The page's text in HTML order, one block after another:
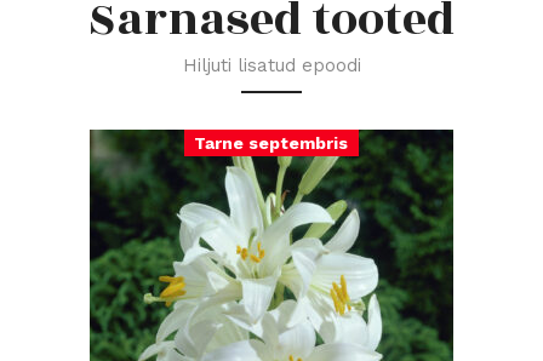
Sarnased tooted
Hiljuti lisatud epoodi
Tarne septembris